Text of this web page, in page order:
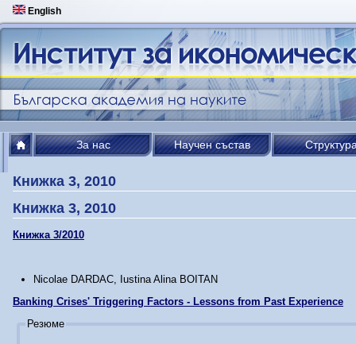
English
За нас Научен състав
Книжка 3, 2010
Книжка 3, 2010
Книжка 3/2010
Nicolae DARDAC, Iustina Alina BOITAN
Banking Crises' Triggering Factors - Lessons from Past Experience
Резюме